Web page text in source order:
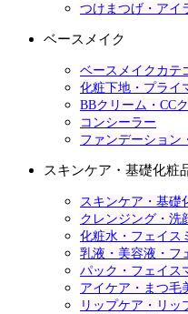
つけまつげ・アイ
ベースメイク
ベースメイクカテ
化粧下地・プライ
BBクリーム・CC
コンシーラー
ファンデーション
スキンケア・基礎化粧
スキンケア・基礎
クレンジング・洗
化粧水・フェイス
乳液・美容液・フ
パック・フェイス
アイケア・まつ毛
リップケア・リッ